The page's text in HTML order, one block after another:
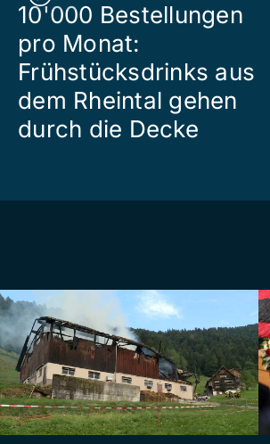
10'000 Bestellungen
pro Monat:
Frühstücksdrinks aus
dem Rheintal gehen
durch die Decke